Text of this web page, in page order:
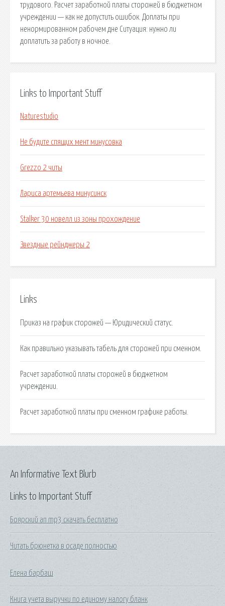
трудового. Расчет заработной платы сторожей в бюджетном
учреждении — как не допустить ошибок. Доплаты при
ненормированном рабочем дне Ситуация: нужно ли
доплатить за работу в ночное.
Links to Important Stuff
Naturestudio
Не будите спящих мент минусовка
Grezzo 2 читы
Лариса артемьева минусинск
Stalker 30 новелл из зоны прохождение
Звездные рейнджеры 2
Links
Приказ на график сторожей — Юридический статус.
Как правильно указывать табель для сторожей при сменном.
Расчет заработной платы сторожей в бюджетном
учреждении.
Расчет заработной платы при сменном графике работы.
Links to Important Stuff
Боярский ап mp3 скачать бесплатно
Читать брюнетка в осаде полностью
Елена барбаш
Книга учета выручки по единому налогу бланк
An Informative Text Blurb